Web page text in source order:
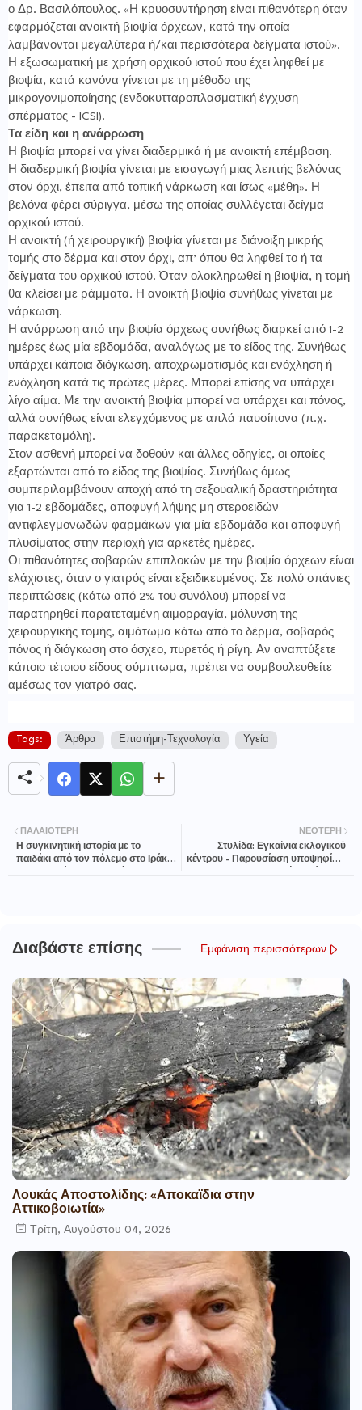
ο Δρ. Βασιλόπουλος. «Η κρυοσυντήρηση είναι πιθανότερη όταν
εφαρμόζεται ανοικτή βιοψία όρχεων, κατά την οποία
λαμβάνονται μεγαλύτερα ή/και περισσότερα δείγματα ιστού».
Η εξωσωματική με χρήση ορχικού ιστού που έχει ληφθεί με
βιοψία, κατά κανόνα γίνεται με τη μέθοδο της
μικρογονιμοποίησης (ενδοκυτταροπλασματική έγχυση
σπέρματος - ICSI ).
Τα είδη και η ανάρρωση
Η βιοψία μπορεί να γίνει διαδερμικά ή με ανοικτή επέμβαση.
Η διαδερμική βιοψία γίνεται με εισαγωγή μιας λεπτής βελόνας
στον όρχι, έπειτα από τοπική νάρκωση και ίσως «μέθη». Η
βελόνα φέρει σύριγγα, μέσω της οποίας συλλέγεται δείγμα
ορχικού ιστού.
Η ανοικτή (ή χειρουργική) βιοψία γίνεται με διάνοιξη μικρής
τομής στο δέρμα και στον όρχι, απ’ όπου θα ληφθεί το ή τα
δείγματα του ορχικού ιστού. Όταν ολοκληρωθεί η βιοψία, η τομή
θα κλείσει με ράμματα. Η ανοικτή βιοψία συνήθως γίνεται με
νάρκωση.
Η ανάρρωση από την βιοψία όρχεως συνήθως διαρκεί από 1-2
ημέρες έως μία εβδομάδα, αναλόγως με το είδος της. Συνήθως
υπάρχει κάποια διόγκωση, αποχρωματισμός και ενόχληση ή
ενόχληση κατά τις πρώτες μέρες. Μπορεί επίσης να υπάρχει
λίγο αίμα. Με την ανοικτή βιοψία μπορεί να υπάρχει και πόνος,
αλλά συνήθως είναι ελεγχόμενος με απλά παυσίπονα (π.χ.
παρακεταμόλη).
Στον ασθενή μπορεί να δοθούν και άλλες οδηγίες, οι οποίες
εξαρτώνται από το είδος της βιοψίας. Συνήθως όμως
συμπεριλαμβάνουν αποχή από τη σεξουαλική δραστηριότητα
για 1-2 εβδομάδες, αποφυγή λήψης μη στεροειδών
αντιφλεγμονωδών φαρμάκων για μία εβδομάδα και αποφυγή
πλυσίματος στην περιοχή για αρκετές ημέρες.
Οι πιθανότητες σοβαρών επιπλοκών με την βιοψία όρχεων είναι
ελάχιστες, όταν ο γιατρός είναι εξειδικευμένος. Σε πολύ σπάνιες
περιπτώσεις (κάτω από 2% του συνόλου) μπορεί να
παρατηρηθεί παρατεταμένη αιμορραγία, μόλυνση της
χειρουργικής τομής, αιμάτωμα κάτω από το δέρμα, σοβαρός
πόνος ή διόγκωση στο όσχεο, πυρετός ή ρίγη. Αν αναπτύξετε
κάποιο τέτοιου είδους σύμπτωμα, πρέπει να συμβουλευθείτε
αμέσως τον γιατρό σας.
Tags: Άρθρα Επιστήμη-Τεχνολογία Υγεία
ΝΕΌΤΕΡΗ
Στυλίδα: Εγκαίνια εκλογικού
κέντρου - Παρουσίαση υποψηφίων
ΠΑΛΑΙΌΤΕΡΗ
Η συγκινητική ιστορία με το
παιδάκι από τον πόλεμο στο Ιράκ
Διαβάστε επίσης Εμφάνιση περισσότερων
Λουκάς Αποστολίδης: «Αποκαϊδια στην
Αττικοβοιωτία»
Τρίτη, Αυγούστου 04, 2026